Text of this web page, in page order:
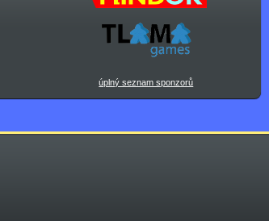
úplný seznam sponzorů